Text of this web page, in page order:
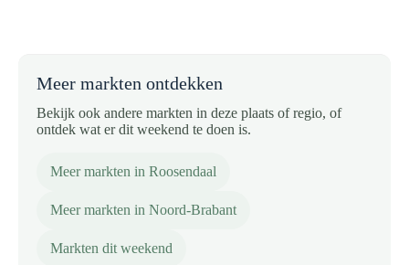
Meer markten ontdekken
Bekijk ook andere markten in deze plaats of regio, of
ontdek wat er dit weekend te doen is.
Meer markten in Roosendaal
Meer markten in Noord-Brabant
Markten dit weekend